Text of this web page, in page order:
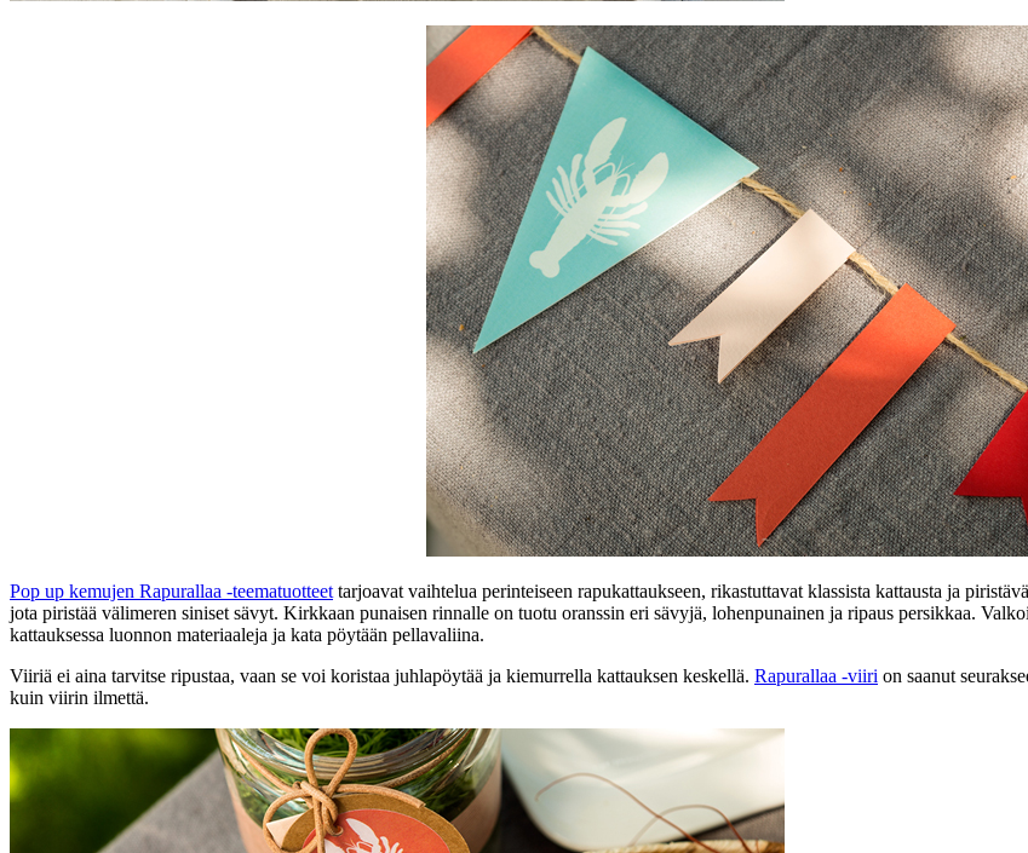
Pop up kemujen Rapurallaa -teematuotteet tarjoavat vaihtelua perinteiseen rapukattaukseen, rikastuttavat klassista kattausta ja
jota piristää välimeren siniset sävyt. Kirkkaan punaisen rinnalle on tuotu oranssin eri sävyjä, lohenpunainen ja ripaus persikkaa.
kattauksessa luonnon materiaaleja ja kata pöytään pellavaliina.
Viiriä ei aina tarvitse ripustaa, vaan se voi koristaa juhlapöytää ja kiemurrella kattauksen keskellä. Rapurallaa -viiri on saanut
kuin viirin ilmettä.